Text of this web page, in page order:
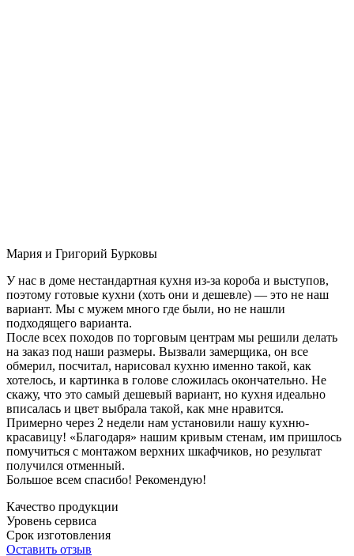
Мария и Григорий Бурковы
У нас в доме нестандартная кухня из-за короба и выступов,
поэтому готовые кухни (хоть они и дешевле) — это не наш
вариант. Мы с мужем много где были, но не нашли
подходящего варианта.
После всех походов по торговым центрам мы решили делать
на заказ под наши размеры. Вызвали замерщика, он все
обмерил, посчитал, нарисовал кухню именно такой, как
хотелось, и картинка в голове сложилась окончательно. Не
скажу, что это самый дешевый вариант, но кухня идеально
вписалась и цвет выбрала такой, как мне нравится.
Примерно через 2 недели нам установили нашу кухню-
красавицу! «Благодаря» нашим кривым стенам, им пришлось
помучиться с монтажом верхних шкафчиков, но результат
получился отменный.
Большое всем спасибо! Рекомендую!
Качество продукции
Уровень сервиса
Срок изготовления
Оставить отзыв